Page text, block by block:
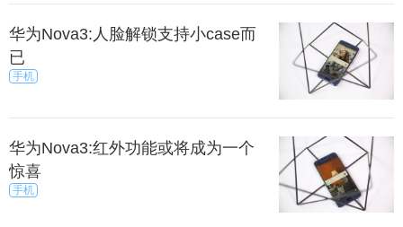
华为Nova3:人脸解锁支持小case而
已
手机
华为Nova3:红外功能或将成为一个
惊喜
手机